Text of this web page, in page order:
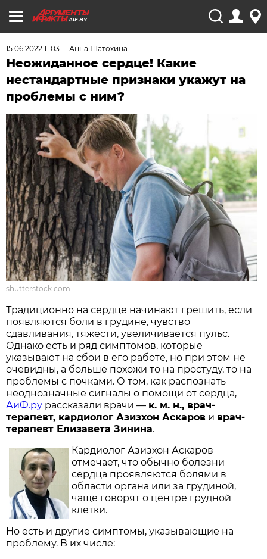
AIF.BY
15.06.2022 11:03 Анна Шатохина
Неожиданное сердце! Какие
нестандартные признаки укажут на
проблемы с ним?
shutterstock.com
Традиционно на сердце начинают грешить, если
появляются боли в грудине, чувство
сдавливания, тяжести, увеличивается пульс.
Однако есть и ряд симптомов, которые
указывают на сбои в его работе, но при этом не
очевидны, а больше похожи то на простуду, то на
проблемы с почками. О том, как распознать
неоднозначные сигналы о помощи от сердца,
АиФ.ру рассказали врачи — к. м. н., врач-
терапевт, кардиолог Азизхон Аскаров и врач-
терапевт Елизавета Зинина.
Кардиолог Азизхон Аскаров
отмечает, что обычно болезни
сердца проявляются болями в
области органа или за грудиной,
чаще говорят о центре грудной
клетки.
Но есть и другие симптомы, указывающие на
проблему. В их числе: